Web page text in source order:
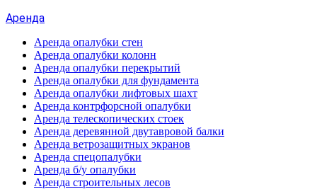
Аренда
Аренда опалубки стен
Аренда опалубки колонн
Аренда опалубки перекрытий
Аренда опалубки для фундамента
Аренда опалубки лифтовых шахт
Аренда контрфорсной опалубки
Аренда телескопических стоек
Аренда деревянной двутавровой балки
Аренда ветрозащитных экранов
Аренда спецопалубки
Аренда б/у опалубки
Аренда строительных лесов